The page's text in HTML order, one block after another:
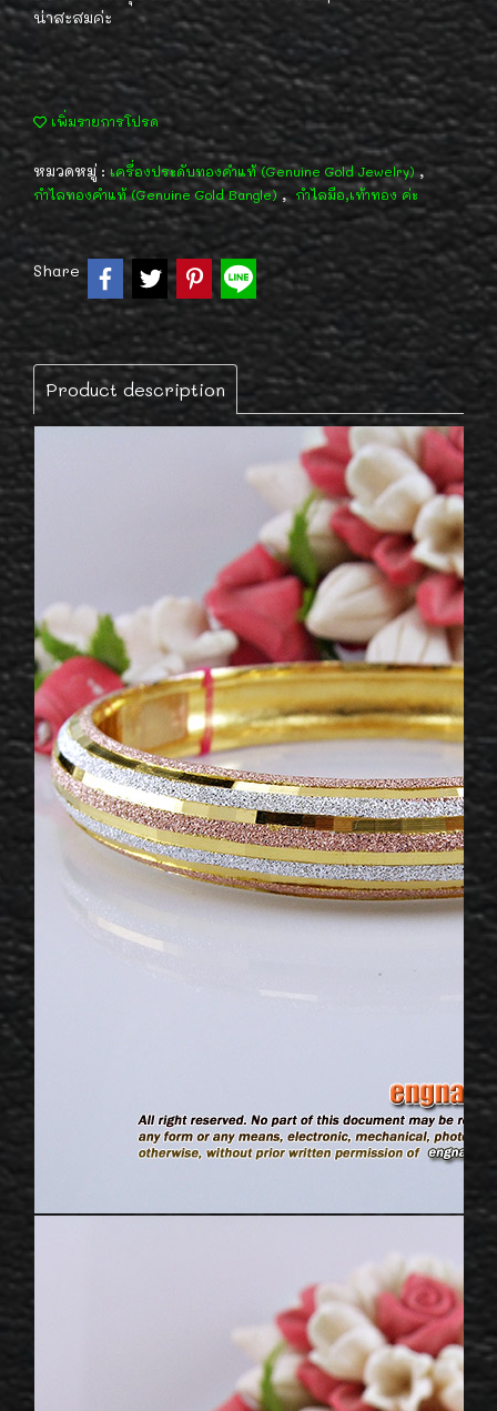
น่าสะสมค่ะ
เพิ่มรายการโปรด
หมวดหมู่ : เครื่องประดับทองคำแท้ (Genuine Gold Jewelry),
กำไลทองคำแท้ (Genuine Gold Bangle) , กำไลมือ,เท้าทอง ค่ะ
Share
Product description